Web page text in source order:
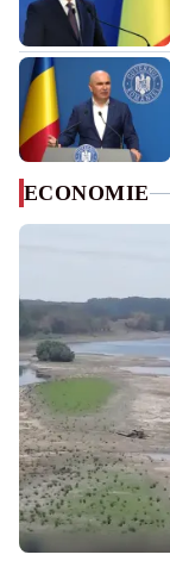
ECONOMIE